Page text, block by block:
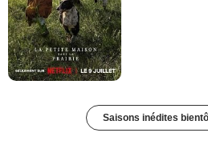
Saisons inédites